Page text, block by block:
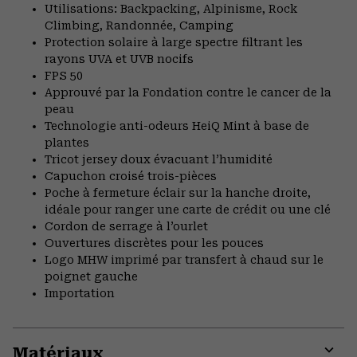
Utilisations: Backpacking, Alpinisme, Rock
Climbing, Randonnée, Camping
Protection solaire à large spectre filtrant les
rayons UVA et UVB nocifs
FPS 50
Approuvé par la Fondation contre le cancer de la
peau
Technologie anti-odeurs HeiQ Mint à base de
plantes
Tricot jersey doux évacuant l’humidité
Capuchon croisé trois-pièces
Poche à fermeture éclair sur la hanche droite,
idéale pour ranger une carte de crédit ou une clé
Cordon de serrage à l’ourlet
Ouvertures discrètes pour les pouces
Logo MHW imprimé par transfert à chaud sur le
poignet gauche
Importation